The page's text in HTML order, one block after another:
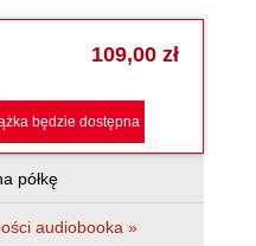
109,00 zł
będzie dostępna
półkę
audiobooka »